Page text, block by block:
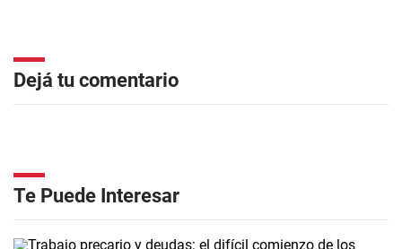
Dejá tu comentario
Te Puede Interesar